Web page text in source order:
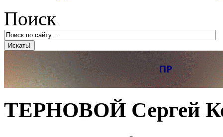
Поиск
ТЕРНОВОЙ Сергей